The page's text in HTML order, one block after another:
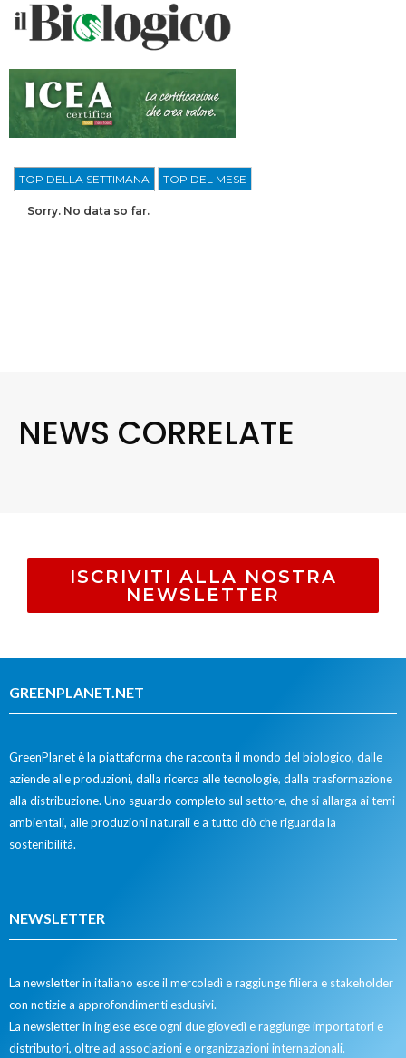
TOP DELLA SETTIMANA TOP DEL MESE
Sorry. No data so far.
NEWS CORRELATE
ISCRIVITI ALLA NOSTRA
NEWSLETTER
GREENPLANET.NET
GreenPlanet è la piattaforma che racconta il mondo del biologico, dalle
aziende alle produzioni, dalla ricerca alle tecnologie, dalla trasformazione
alla distribuzione. Uno sguardo completo sul settore, che si allarga ai temi
ambientali, alle produzioni naturali e a tutto ciò che riguarda la
sostenibilità.
NEWSLETTER
La newsletter in italiano esce il mercoledì e raggiunge filiera e stakeholder
con notizie a approfondimenti esclusivi.
La newsletter in inglese esce ogni due giovedì e raggiunge importatori e
distributori, oltre ad associazioni e organizzazioni internazionali.